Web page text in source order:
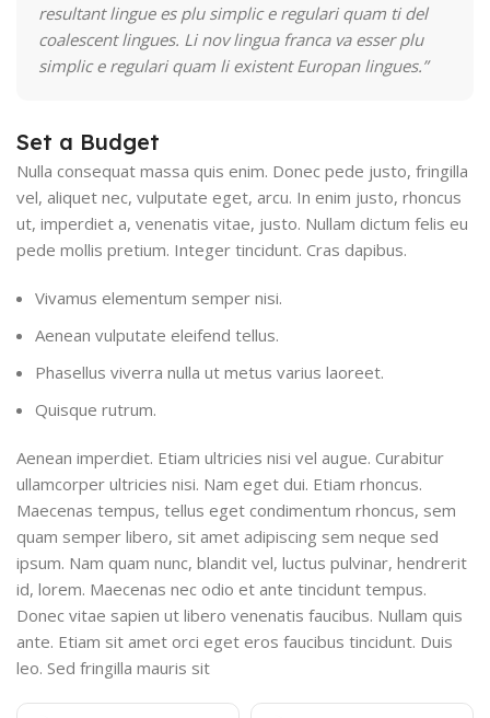
resultant lingue es plu simplic e regulari quam ti del
coalescent lingues. Li nov lingua franca va esser plu
simplic e regulari quam li existent Europan lingues.”
Set a Budget
Nulla consequat massa quis enim. Donec pede justo, fringilla
vel, aliquet nec, vulputate eget, arcu. In enim justo, rhoncus
ut, imperdiet a, venenatis vitae, justo. Nullam dictum felis eu
pede mollis pretium. Integer tincidunt. Cras dapibus.
Vivamus elementum semper nisi.
Aenean vulputate eleifend tellus.
Phasellus viverra nulla ut metus varius laoreet.
Quisque rutrum.
Aenean imperdiet. Etiam ultricies nisi vel augue. Curabitur
ullamcorper ultricies nisi. Nam eget dui. Etiam rhoncus.
Maecenas tempus, tellus eget condimentum rhoncus, sem
quam semper libero, sit amet adipiscing sem neque sed
ipsum. Nam quam nunc, blandit vel, luctus pulvinar, hendrerit
id, lorem. Maecenas nec odio et ante tincidunt tempus.
Donec vitae sapien ut libero venenatis faucibus. Nullam quis
ante. Etiam sit amet orci eget eros faucibus tincidunt. Duis
leo. Sed fringilla mauris sit